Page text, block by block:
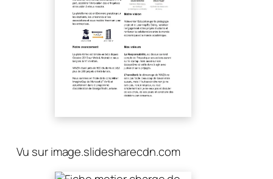
Vu sur image.slidesharecdn.com